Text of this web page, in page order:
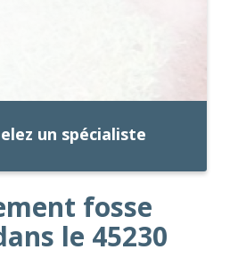
un spécialiste
fosse
le 45230